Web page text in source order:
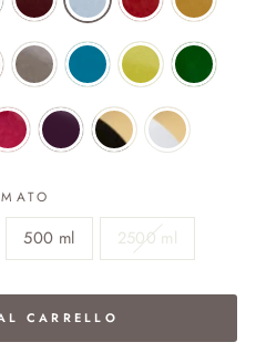
500 ml 2500 ml
CARRELLO